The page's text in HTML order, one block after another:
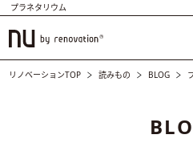
プラネタリウム
リノベーションTOP 読みもの BLOG